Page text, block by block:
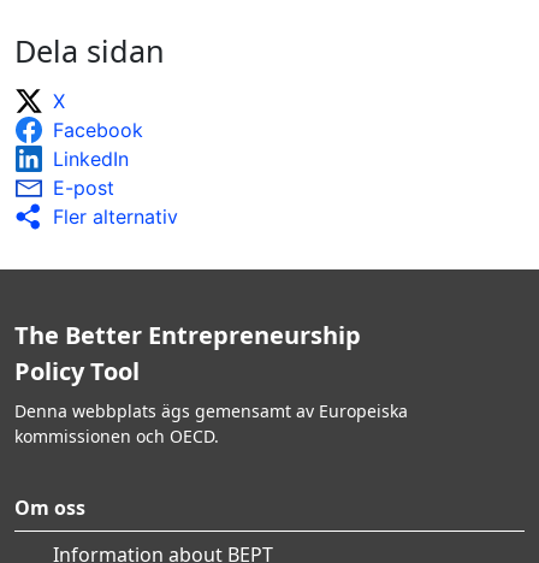
Dela sidan
X
Facebook
LinkedIn
E-post
Fler alternativ
The Better Entrepreneurship
Policy Tool
Denna webbplats ägs gemensamt av Europeiska
kommissionen och OECD.
Om oss
Information about BEPT